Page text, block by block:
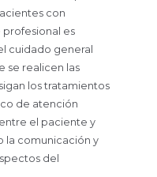
con
profesional es
cuidado general
se realicen las
los tratamientos
de atención
el paciente y
la comunicación y
del